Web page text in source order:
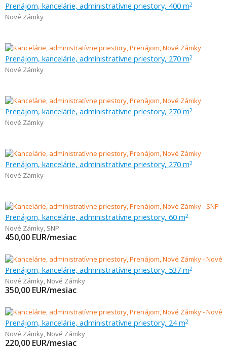
Prenájom, kancelárie, administratívne priestory, 400 m2
Nové Zámky
Prenájom, kancelárie, administratívne priestory, 270 m2
Nové Zámky
Prenájom, kancelárie, administratívne priestory, 270 m2
Nové Zámky
Prenájom, kancelárie, administratívne priestory, 270 m2
Nové Zámky
Prenájom, kancelárie, administratívne priestory, 60 m2
Nové Zámky, SNP
450,00 EUR/mesiac
Prenájom, kancelárie, administratívne priestory, 537 m2
Nové Zámky, Nové Zámky
350,00 EUR/mesiac
Prenájom, kancelárie, administratívne priestory, 24 m2
Nové Zámky, Nové Zámky
220,00 EUR/mesiac